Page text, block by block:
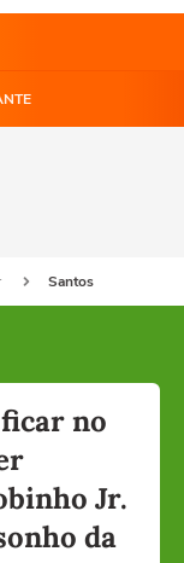
Santos
no
Jr.
da